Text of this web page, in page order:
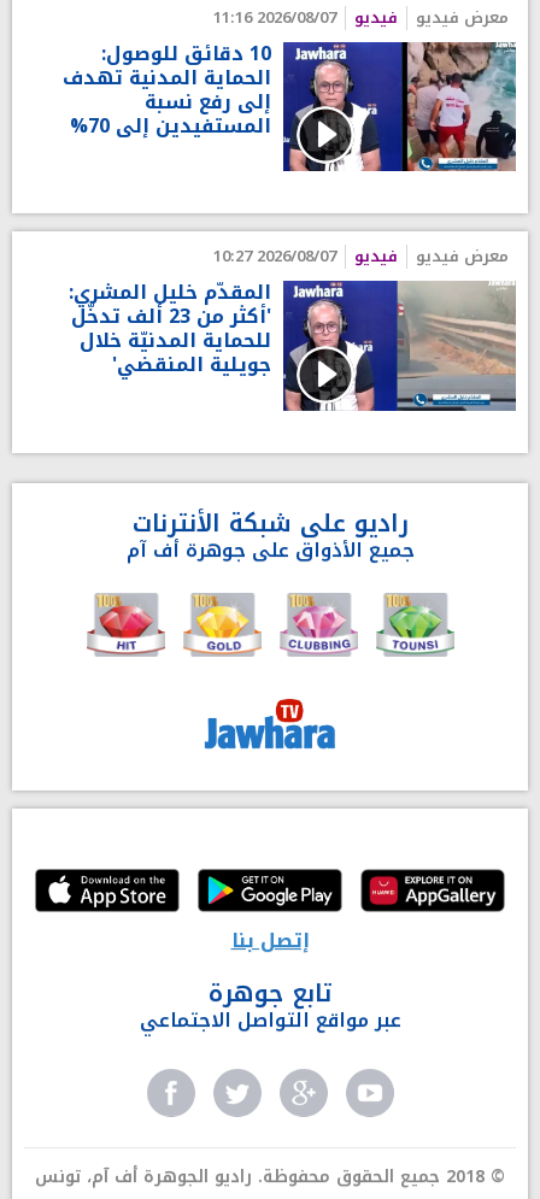
معرض فيديو فيديو 2026/08/07 11:16
10 دقائق للوصول:
الحماية المدنية تهدف
إلى رفع نسبة
المستفيدين إلى 70%
معرض فيديو فيديو 2026/08/07 10:27
المقدّم خليل المشري:
'أكثر من 23 ألف تدخّل
للحماية المدنيّة خلال
جويلية المنقضي'
راديو على شبكة الأنترنات
جميع الأذواق على جوهرة أف آم
إتصل بنا
تابع جوهرة
عبر مواقع التواصل الاجتماعي
© 2018 جميع الحقوق محفوظة. راديو الجوهرة أف آم، تونس